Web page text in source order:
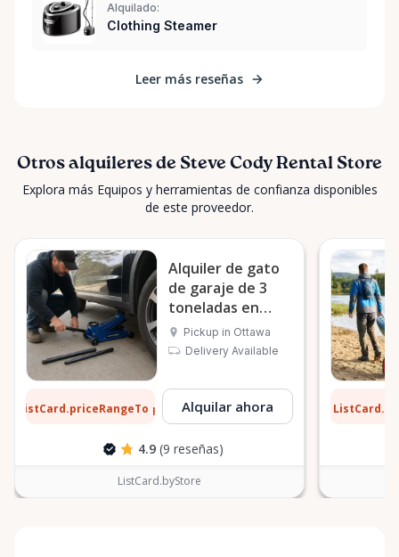
Alquilado:
Clothing Steamer
Leer más reseñas
Otros alquileres de Steve Cody Rental Store
Explora más Equipos y herramientas de confianza disponibles
de este proveedor.
Alquiler de gato
de garaje de 3
toneladas en
Ottawa
Pickup in Ottawa
Delivery Available
ListCard.priceRangeTo por díaAlquilar ahora
4.9 (9 reseñas)
ListCard.byStore